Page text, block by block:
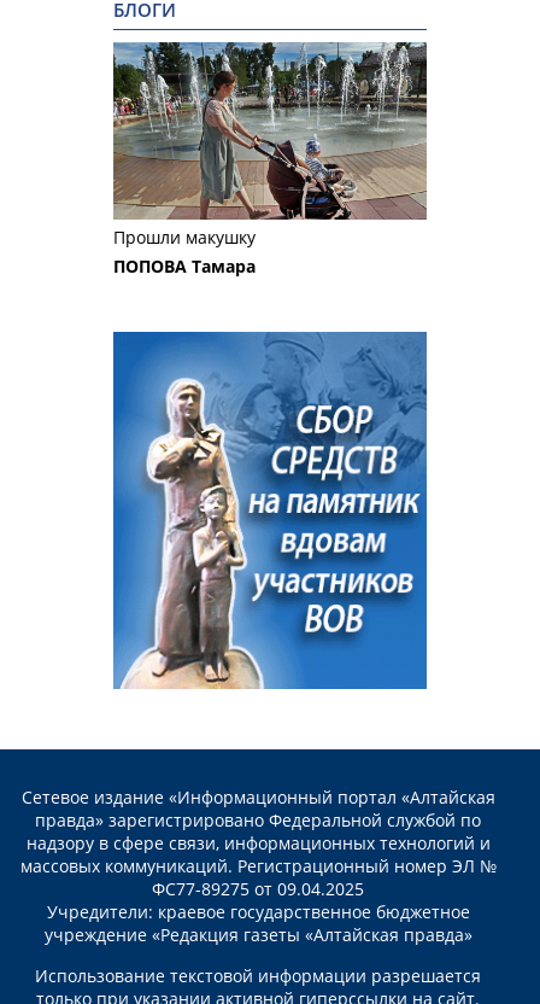
БЛОГИ
Прошли макушку
ПОПОВА Тамара
Сетевое издание «Информационный портал «Алтайская
правда» зарегистрировано Федеральной службой по
надзору в сфере связи, информационных технологий и
массовых коммуникаций. Регистрационный номер ЭЛ №
ФС77-89275 от 09.04.2025
Учредители: краевое государственное бюджетное
учреждение «Редакция газеты «Алтайская правда»
Использование текстовой информации разрешается
только при указании активной гиперссылки на сайт.